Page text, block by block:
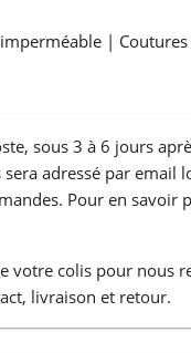
| Coutures
sous 3 à 6 jours
adressé par email
Pour en savoir
votre colis pour nous
livraison et retour.